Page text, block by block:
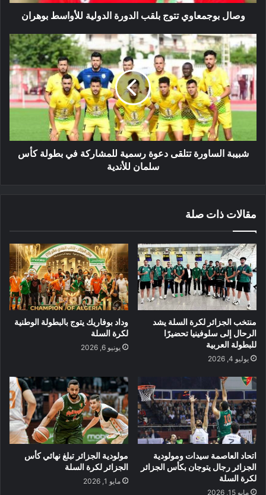
وصال بوجمعاوي تتوج بلقب الدورة الدولية للأواسط بوهران
شبيبة
الساورة
تتلقى
دعوة
رسمية
للمشاركة
في
كأس
سلمان
شبيبة الساورة تتلقى دعوة رسمية للمشاركة في بطولة كأس
سلمان للأندية
مقالات ذات صلة
منتخب الجزائر لكرة السلة يشد
الرحال إلى سلوفينيا تحضيرًا
للبطولة العربية
يوليو 4, 2026
وداد بوفاريك يتوج بالبطولة الوطنية
لكرة السلة
يونيو 6, 2026
اتحاد العاصمة سيدات ومولودية
الجزائر رجال يتوجان بكأس الجزائر
لكرة السلة
مايو 15, 2026
مولودية الجزائر تبلغ نهائي كأس
الجزائر لكرة السلة
مايو 1, 2026